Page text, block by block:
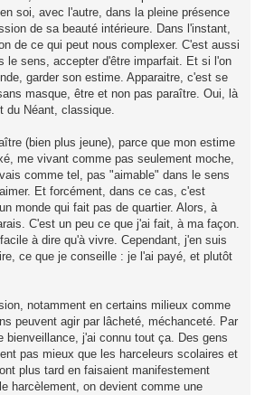
soi, avec l'autre, dans la pleine présence
de sa beauté intérieure. Dans l'instant,
de ce qui peut nous complexer. C'est aussi
le sens, accepter d'être imparfait. Et si l'on
garder son estime. Apparaitre, c'est se
masque, être et non pas paraître. Oui, là
du Néant, classique.
(bien plus jeune), parce que mon estime
me vivant comme pas seulement moche,
comme tel, pas "aimable" dans le sens
Et forcément, dans ce cas, c'est
monde qui fait pas de quartier. Alors, à
C'est un peu ce que j'ai fait, à ma façon.
à dire qu'à vivre. Cependant, j'en suis
ce que je conseille : je l'ai payé, et plutôt
notamment en certains milieux comme
peuvent agir par lâcheté, méchanceté. Par
bienveillance, j'ai connu tout ça. Des gens
pas mieux que les harceleurs scolaires et
plus tard en faisaient manifestement
harcèlement, on devient comme une